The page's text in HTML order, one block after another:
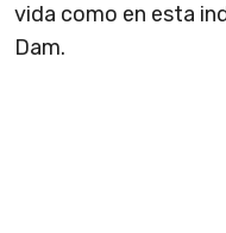
vida como en esta
Dam.